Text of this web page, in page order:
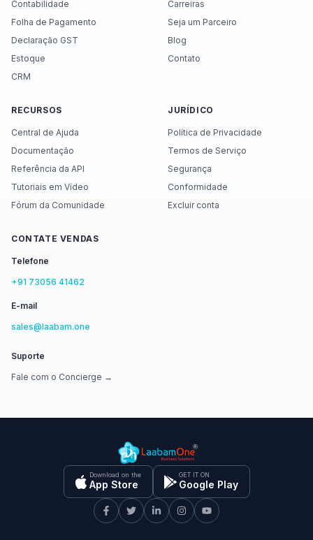
Contabilidade
Folha de Pagamento
Declaração GST
Estoque
CRM
Carreiras
Seja um Parceiro
Blog
Contato
RECURSOS
Central de Ajuda
Documentação
Referência da API
Tutoriais em Vídeo
Fórum da Comunidade
JURÍDICO
Política de Privacidade
Termos de Serviço
Segurança
Conformidade
Excluir conta
CONTATE VENDAS
Telefone
+91 73056 41462
E-mail
sales@laabam.one
Suporte
Fale com o Concierge →
Download on the
App Store
GET IT ON
Google Play